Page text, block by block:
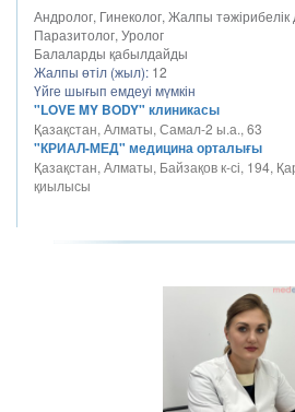
Андролог, Гинеколог, Жалпы тәжірибелік
Паразитолог, Уролог
Балаларды қабылдайды
Жалпы өтіл (жыл): 12
Үйге шығып емдеуі мүмкін
"LOVE MY BODY" клиникасы
Қазақстан, Алматы, Самал-2 ы.а., 63
"КРИАЛ-МЕД" медицина орталығы
Қазақстан, Алматы, Байзақов к-сі, 194,
қиылысы